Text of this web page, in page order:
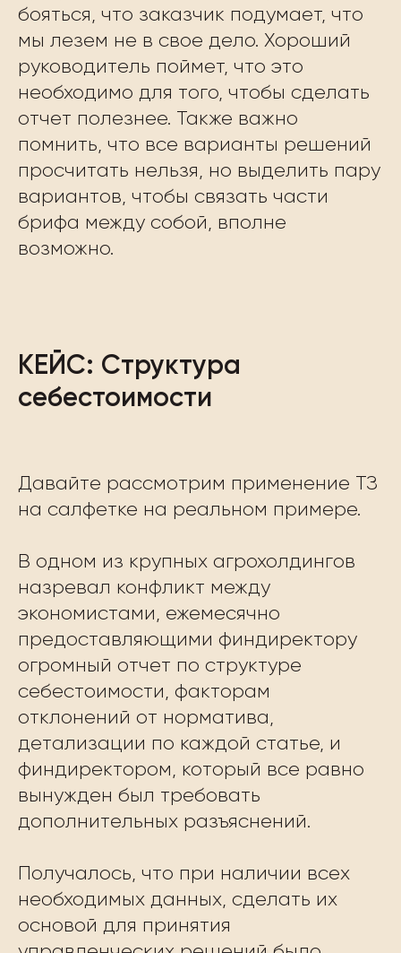
бояться, что заказчик подумает, что
мы лезем не в свое дело. Хороший
руководитель поймет, что это
необходимо для того, чтобы сделать
отчет полезнее. Также важно
помнить, что все варианты решений
просчитать нельзя, но выделить пару
вариантов, чтобы связать части
брифа между собой, вполне
возможно.
КЕЙС: Структура
себестоимости
Давайте рассмотрим применение ТЗ
на салфетке на реальном примере.
В одном из крупных агрохолдингов
назревал конфликт между
экономистами, ежемесячно
предоставляющими финдиректору
огромный отчет по структуре
себестоимости, факторам
отклонений от норматива,
детализации по каждой статье, и
финдиректором, который все равно
вынужден был требовать
дополнительных разъяснений.
Получалось, что при наличии всех
необходимых данных, сделать их
основой для принятия